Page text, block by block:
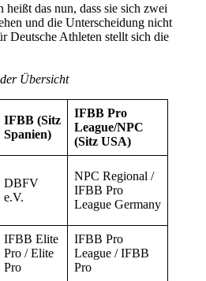
das nun, dass sie sich zwei
und die Unterscheidung nicht
Deutsche Athleten stellt sich die
Übersicht
IFBB (Sitz
Spanien)
IFBB Pro
League/NPC
(Sitz USA)
DBFV
e.V.
NPC Regional /
IFBB Pro
League Germany
IFBB Elite
Pro / Elite
Pro
IFBB Pro
League / IFBB
Pro